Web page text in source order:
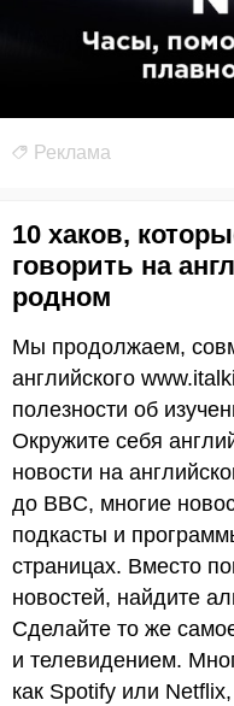
Реклама
10 хаков,
говорить на
родном
Мы продолжаем,
английского
полезности об
Окружите себя
новости на
до BBC, многие
подкасты и
страницах. Вместо
новостей, найдите
Сделайте то же
и телевидением.
как Spotify или